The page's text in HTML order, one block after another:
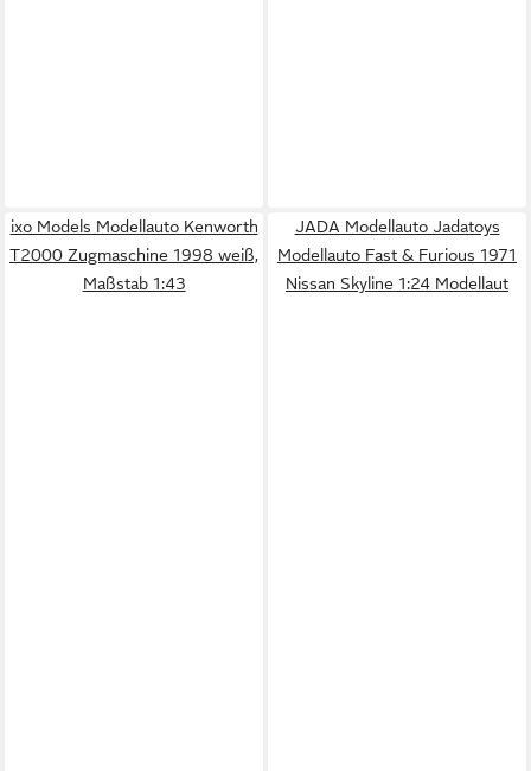
ixo Models Modellauto Kenworth
T2000 Zugmaschine 1998 weiß,
Maßstab 1:43
JADA Modellauto Jadatoys
Modellauto Fast & Furious 1971
Nissan Skyline 1:24 Modellaut